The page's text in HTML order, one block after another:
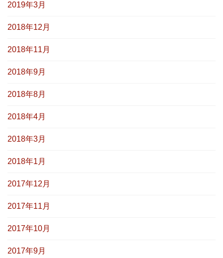
2019年3月
2018年12月
2018年11月
2018年9月
2018年8月
2018年4月
2018年3月
2018年1月
2017年12月
2017年11月
2017年10月
2017年9月